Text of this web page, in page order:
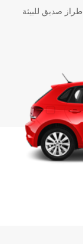
صديق للبيئة